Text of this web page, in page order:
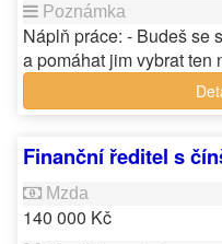
Náplň práce: - Budeš se
a pomáhat jim vybrat
Finanční ředitel s
140 000 Kč